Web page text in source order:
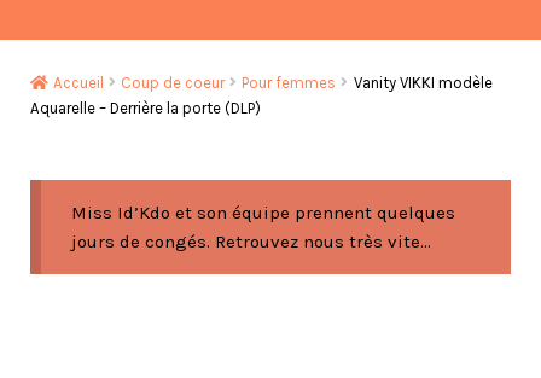
Accueil Coup de coeur Pour femmes
Vanity VIKKI modèle
Aquarelle – Derrière la porte (DLP)
Miss Id’Kdo et son équipe prennent quelques
jours de congés. Retrouvez nous très vite...